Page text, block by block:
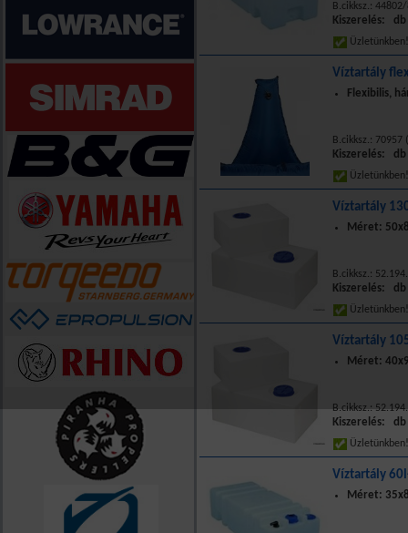
B.cikksz.:
Kiszerelés: db
Víztartály
Flexibilis,
B.cikksz.: 70957
Kiszerelés: db
Víztartály
Méret:
B.cikksz.:
Kiszerelés: db
Víztartály
Méret:
B.cikksz.:
Kiszerelés: db
Víztartály
Méret: